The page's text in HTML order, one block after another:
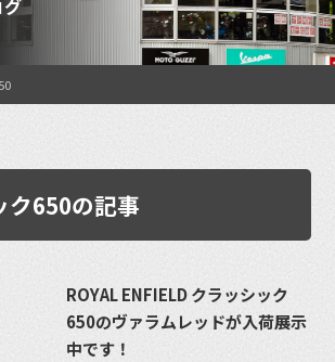
グ
ク650の記事
ROYAL ENFIELD クラッシック
650のヴァラムレッドが入荷展示
中です！